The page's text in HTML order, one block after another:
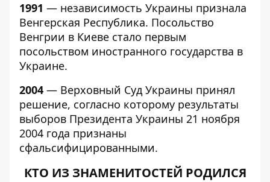
1991 — независимость Украины признала
Венгерская Республика. Посольство
Венгрии в Киеве стало первым
посольством иностранного государства в
Украине.
2004 — Верховный Суд Украины принял
решение, согласно которому результаты
выборов Президента Украины 21 ноября
2004 года признаны
сфальсифицированными.
КТО ИЗ ЗНАМЕНИТОСТЕЙ РОДИЛСЯ